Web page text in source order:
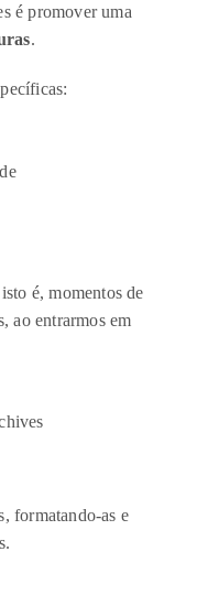
é promover uma
.
é, momentos de
ao entrarmos em
formatando-as e